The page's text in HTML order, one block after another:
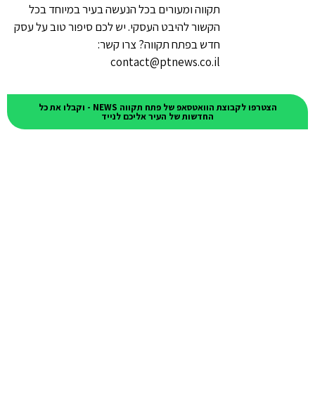
תקווה ומעורים בכל הנעשה בעיר במיוחד בכל
הקשור להיבט העסקי. יש לכם סיפור טוב על עסק
חדש בפתח תקווה? צרו קשר:
contact@ptnews.co.il
הצטרפו לקבוצת הוואטסאפ של פתח תקווה NEWS - וקבלו את כל
החדשות של העיר אליכם לנייד